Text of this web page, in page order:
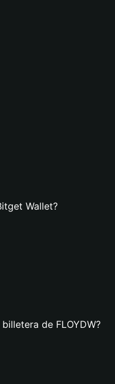
Wallet?
de FLOYDW?